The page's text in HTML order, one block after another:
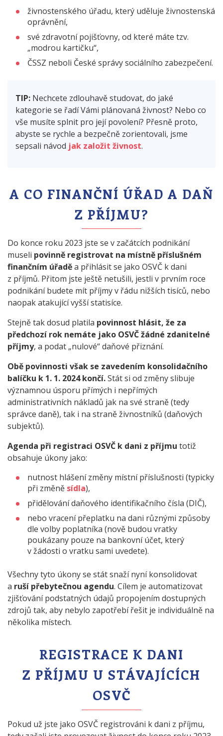
živnostenského úřadu, který uděluje živnostenská
oprávnění,
své zdravotní pojišťovny, od které máte tzv.
„modrou kartičku“,
ČSSZ neboli České správy sociálního zabezpečení.
TIP: Nechcete zdlouhavě studovat, do jaké
kategorie se řadí Vámi plánovaná živnost? Nebo co
vše musíte splnit pro její povolení? Přesně proto,
abyste se rychle a bezpečně zorientovali, jsme
sepsali návod jak založit živnost.
A CO FINANČNÍ ÚŘAD A DAŇ
Z PŘÍJMU?
Do konce roku 2023 jste se v začátcích podnikání
museli povinně registrovat na místně příslušném
finančním úřaděa přihlásit se jako OSVČ k dani
z příjmů. Přitom jste ještě netušili, jestli v prvním roce
podnikání budete mít příjmy v řádu nižších tisíců, nebo
naopak atakující vyšší statisíce.
Stejně tak dosud platila povinnost hlásit, že za
předchozí rok nemáte jako OSVČ žádné zdanitelné
příjmy, a podat „nulové“ daňové přiznání.
Obě povinnosti však se zavedením konsolidačního
balíčku k 1. 1. 2024 končí.Stát si od změny slibuje
významnou úsporu přímých i nepřímých
administrativních nákladů jak na své straně (tedy
správce daně), tak i na straně živnostníků (daňových
subjektů).
Agenda při registraci OSVČ k dani z příjmu totiž
obsahuje úkony jako:
nutnost hlášení změny místní příslušnosti (typicky
při změně sídla),
přidělování daňového identifikačního čísla (DIČ),
nebo vracení přeplatku na dani různými způsoby
dle volby poplatníka (nově budou vratky
poukázany pouze na bankovní účet, který
v žádosti o vratku sami uvedete).
Všechny tyto úkony se stát snaží nyní konsolidovat
a ruší přebytečnou agendu. Cílem je automatizovat
zjišťování podstatných údajů propojením dostupných
zdrojů tak, aby nebylo zapotřebí řešit je individuálně na
několika místech.
REGISTRACE K DANI
Z PŘÍJMU U STÁVAJÍCÍCH
OSVČ
Pokud už jste jako OSVČ registrováni k dani z příjmu,